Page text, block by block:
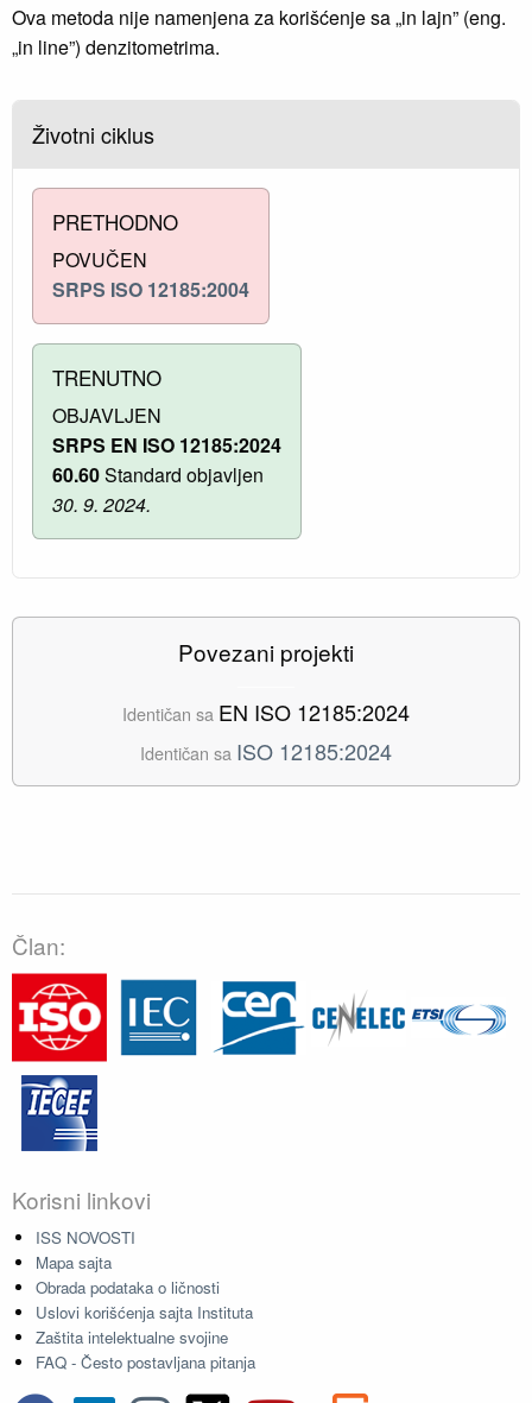
Ova metoda nije namenjena za korišćenje sa „in lajn” (eng.
„in line”) denzitometrima.
Životni ciklus
PRETHODNO
POVUČEN
SRPS ISO 12185:2004
TRENUTNO
OBJAVLJEN
SRPS EN ISO 12185:2024
60.60Standard objavljen
30. 9. 2024.
Povezani projekti
Identičan sa EN ISO 12185:2024
Identičan sa ISO 12185:2024
Član:
Korisni linkovi
ISS NOVOSTI
Mapa sajta
Obrada podataka o ličnosti
Uslovi korišćenja sajta Instituta
Zaštita intelektualne svojine
FAQ - Često postavljana pitanja